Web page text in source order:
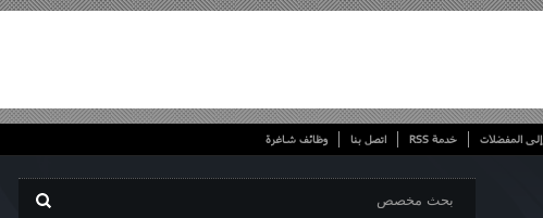
المفضلات خدمة RSS اتصل بنا وظائف شاغرة